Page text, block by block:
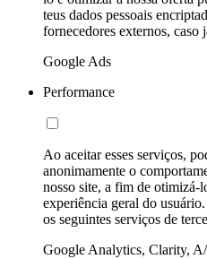
teus dados pessoais
fornecedores externos, caso
Google Ads
Performance
Ao aceitar esses serviços,
anonimamente o
nosso site, a fim de otimizá-
experiência geral do
os seguintes serviços de
Google Analytics, Clarity,